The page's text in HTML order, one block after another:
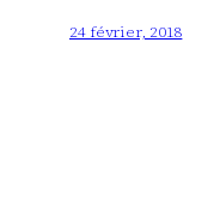
24 février, 2018